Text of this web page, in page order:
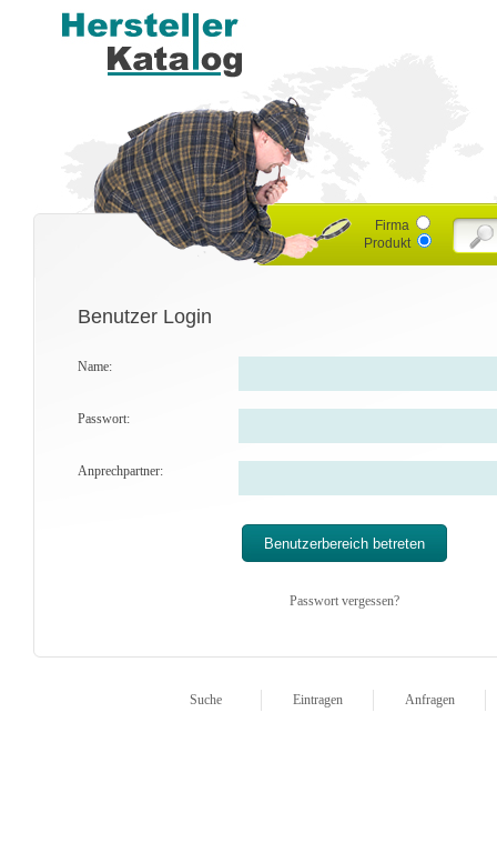
Firma
Produkt
Benutzer Login
Name:
Passwort:
Anprechpartner:
Passwort vergessen?
Suche Eintragen Anfragen